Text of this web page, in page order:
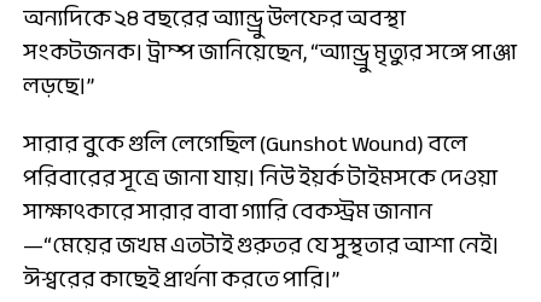
অন্যদিকে ২৪ বছরের অ্যান্ড্রু উলফের অবস্থা
সংকটজনক। ট্রাম্প জানিয়েছেন, “অ্যান্ড্রু মৃত্যুর সঙ্গে পাঞ্জা
লড়ছে।”
সারার বুকে গুলি লেগেছিল (Gunshot Wound) বলে
পরিবারের সূত্রে জানা যায়। নিউ ইয়র্ক টাইমসকে দেওয়া
সাক্ষাৎকারে সারার বাবা গ্যারি বেকস্ট্রম জানান
—“মেয়ের জখম এতটাই গুরুতর যে সুস্থতার আশা নেই।
ঈশ্বরের কাছেই প্রার্থনা করতে পারি।”